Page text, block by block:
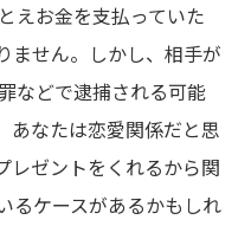
えお金を支払っていた
ません。しかし、相手が
などで逮捕される可能
あなたは恋愛関係だと思
レゼントをくれるから関
るケースがあるかもしれ